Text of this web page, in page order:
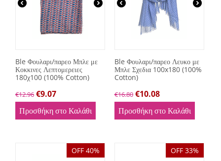
Ble Φουλαρι/παρεο Μπλε με
Κοκκινες Λεπτομερειες
180χ100 (100% Cotton)
€12.96 €9.07
Προσθήκη στο Καλάθι
Ble Φουλαρι/παρεο Λευκο με
Μπλε Σχεδια 100x180 (100%
Cotton)
€16.80 €10.08
Προσθήκη στο Καλάθι
OFF 40% OFF 33%